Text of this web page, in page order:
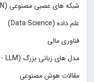
شبکه های عصبی مصنوعی (Artificial Neural Networks - ANN)
علم داده (Data Science)
فناوری مالی
مدل های زبانی بزرگ (Large Language Models - LLM)
مقالات هوش مصنوعی